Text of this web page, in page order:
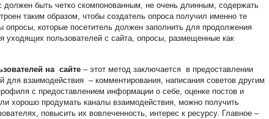
должен быть четко скомпонованным, не очень длинным, содержать
таким образом, чтобы создатель опроса получил именно те
которые посетитель должен заполнить для продолжения
уходящих пользователей с сайта, опросы, размещенные как
на сайте– этот метод заключается в предоставлении
взаимодействия – комментирования, написания советов другим
с предоставлением информации о себе, оценке постов и
хорошо продумать каналы взаимодействия, можно получить
повысить их вовлеченность, интерес к ресурсу. Главное –